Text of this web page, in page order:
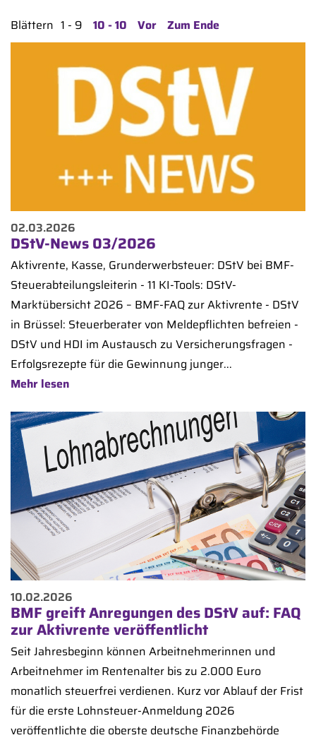
Blättern 1 - 9 10 - 10 Vor Zum Ende
02.03.2026
DStV-News 03/2026
Aktivrente, Kasse, Grunderwerbsteuer: DStV bei BMF-
Steuerabteilungsleiterin - 11 KI-Tools: DStV-
Marktübersicht 2026 – BMF-FAQ zur Aktivrente - DStV
in Brüssel: Steuerberater von Meldepflichten befreien -
DStV und HDI im Austausch zu Versicherungsfragen -
Erfolgsrezepte für die Gewinnung junger...
Mehr lesen
10.02.2026
BMF greift Anregungen des DStV auf: FAQ
zur Aktivrente veröffentlicht
Seit Jahresbeginn können Arbeitnehmerinnen und
Arbeitnehmer im Rentenalter bis zu 2.000 Euro
monatlich steuerfrei verdienen. Kurz vor Ablauf der Frist
für die erste Lohnsteuer-Anmeldung 2026
veröffentlichte die oberste deutsche Finanzbehörde